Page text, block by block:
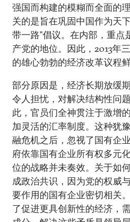
强国而构建的模糊而全面的
关的是旨在巩固中国作为天
带一路”倡议。在内部，重点
产党的地位。因此，2013年
的雄心勃勃的经济改革议程
部分原因是，经济长期放缓
令人担忧，对解决结构性问
此，官员们全神贯注于激增
加灵活的汇率制度。这种犹
融危机之后，忽视了国有企
府依靠国有企业所有权多元
位的战略并未奏效。关于如
成政治共识，因为党的权威
要作用的国有企业密切相关
了促进更具创新性的经济，